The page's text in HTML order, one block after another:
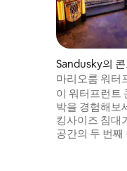
Sandusky의
마리오룸 워터
트!
이 워터프런트
박을 경험해보
킹사이즈 침대
공간의 두 번째